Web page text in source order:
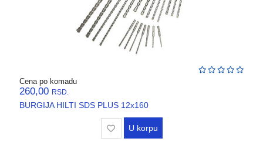
Cena po komadu
260,00 RSD.
BURGIJA HILTI SDS PLUS 12x160
U korpu